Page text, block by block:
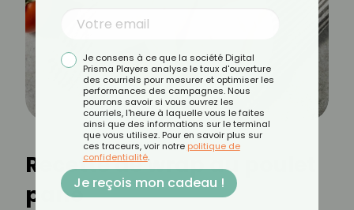
Recette de wrap au poulet
pané
Je consens à ce que la société Digital
Prisma Players analyse le taux d'ouverture
des courriels pour mesurer et optimiser les
performances des campagnes. Nous
pourrons savoir si vous ouvrez les
courriels, l'heure à laquelle vous le faites
ainsi que des informations sur le terminal
que vous utilisez. Pour en savoir plus sur
ces traceurs, voir notre politique de
confidentialité.
Je reçois mon cadeau !